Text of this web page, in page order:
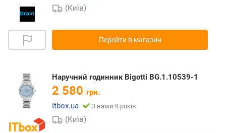
(Київ)
Перейти в магазин
Наручний годинник Bigotti BG.1.10539-1
2 580 грн.
Itbox.ua
З нами 8 років
(Київ)